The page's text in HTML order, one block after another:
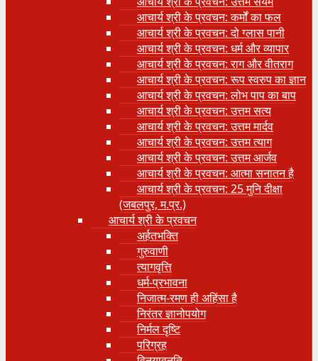
आचार्य श्री के प्रवचन: कर्मों का फल
आचार्य श्री के प्रवचन: दो ग्लास पानी
आचार्य श्री के प्रवचन: धर्म और व्यापार
आचार्य श्री के प्रवचन: राग और वीतराग
आचार्य श्री के प्रवचन: रूप स्वरुप का ज्ञान
आचार्य श्री के प्रवचन: लोभ पाप का बाप
आचार्य श्री के प्रवचन: उत्तम सत्य
आचार्य श्री के प्रवचन: उत्तम मार्दव
आचार्य श्री के प्रवचन: उत्तम त्याग
आचार्य श्री के प्रवचन: उत्तम आर्जव
आचार्य श्री के प्रवचन: आत्मा सनातन है
आचार्य श्री के प्रवचन: 25 मुनि दीक्षा
(जबलपुर, म.प्र.)
आचार्य श्री के प्रवचन
अर्हतभक्ति
गुरुवाणी
त्यागवृत्ति
धर्म-प्रभावना
निजात्म-रमण ही अहिंसा है
निरंतर ज्ञानोपयोग
निर्मल दृष्टि
परिग्रह